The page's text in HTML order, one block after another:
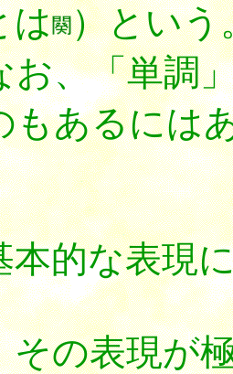
は ）という
お、「単調
もあるには
本的な表現
表現が極